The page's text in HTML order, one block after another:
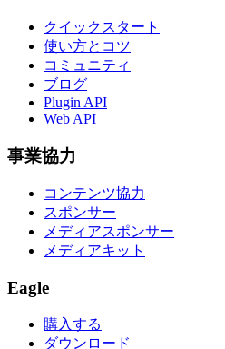
クイックスタート
使い方とコツ
コミュニティ
ブログ
Plugin API
Web API
事業協力
コンテンツ協力
スポンサー
メディアスポンサー
メディアキット
Eagle
購入する
ダウンロード